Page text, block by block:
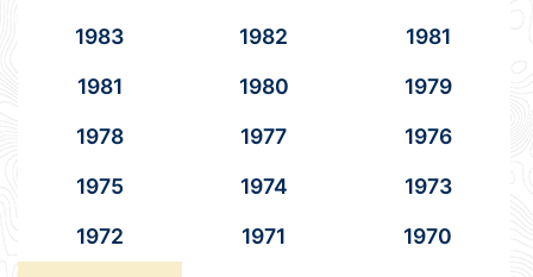
1983
1982
1981
1981
1980
1979
1978
1977
1976
1975
1974
1973
1972
1971
1970